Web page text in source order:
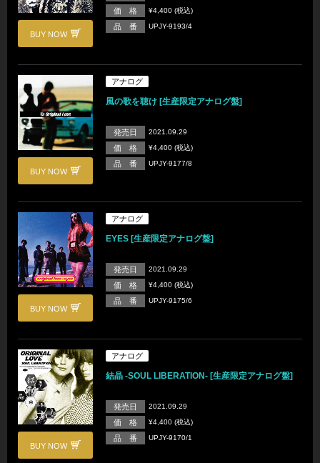
BUY NOW
価 格 ¥4,400 (税込)
品 番 UPJY-9193/4
BUY NOW
アナログ
風の歌を聴け [生産限定アナログ盤]
発売日 2021.09.29
価 格 ¥4,400 (税込)
品 番 UPJY-9177/8
BUY NOW
アナログ
EYES [生産限定アナログ盤]
発売日 2021.09.29
価 格 ¥4,400 (税込)
品 番 UPJY-9175/6
BUY NOW
アナログ
結晶 -SOUL LIBERATION- [生産限定アナログ盤]
発売日 2021.09.29
価 格 ¥4,400 (税込)
品 番 UPJY-9170/1